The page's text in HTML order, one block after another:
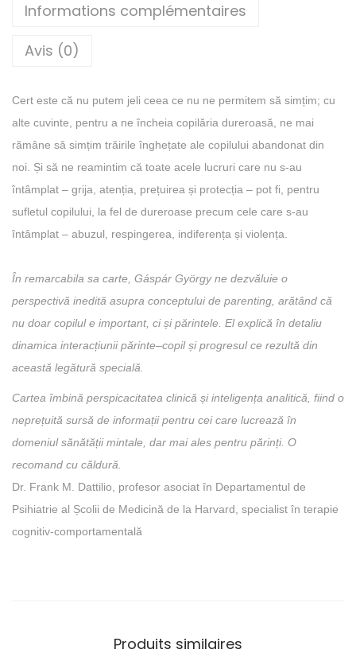
Informations complémentaires
Avis (0)
Cert este că nu putem jeli ceea ce nu ne permitem să simțim; cu
alte cuvinte, pentru a ne încheia copilăria dureroasă, ne mai
rămâne să simțim trăirile înghețate ale copilului abandonat din
noi. Și să ne reamintim că toate acele lucruri care nu s-au
întâmplat – grija, atenția, prețuirea și protecția – pot fi, pentru
sufletul copilului, la fel de dureroase precum cele care s-au
întâmplat – abuzul, respingerea, indiferența și violența.
În remarcabila sa carte, Gáspár György ne dezvăluie o
perspectivă inedită asupra conceptului de parenting, arătând că
nu doar copilul e important, ci și părintele. El explică în detaliu
dinamica interacțiunii părinte–copil și progresul ce rezultă din
această legătură specială.
Cartea îmbină perspicacitatea clinică și inteligența analitică, fiind o
neprețuită sursă de informații pentru cei care lucrează în
domeniul sănătății mintale, dar mai ales pentru părinți. O
recomand cu căldură.
Dr. Frank M. Dattilio, profesor asociat în Departamentul de
Psihiatrie al Școlii de Medicină de la Harvard, specialist în terapie
cognitiv-comportamentală
Produits similaires